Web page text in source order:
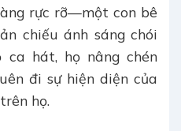
rực rỡ—một con bê
chiếu ánh sáng chói
ca hát, họ nâng chén
đi sự hiện diện của
họ.